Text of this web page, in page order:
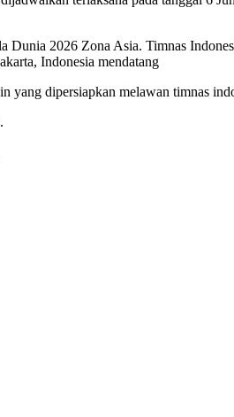
2026 Zona Asia. Timnas
Indonesia mendatang
yang dipersiapkan melawan timnas